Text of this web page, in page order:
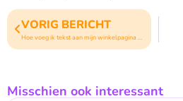
VORIG BERICHT
Hoe voeg ik tekst aan mijn winkelpagina toe?
Misschien ook interessant